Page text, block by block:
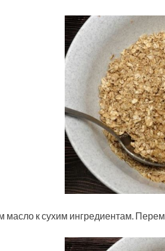
масло к сухим ингредиентам.